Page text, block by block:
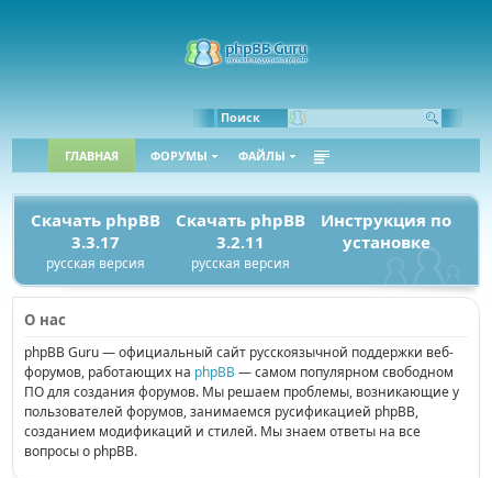
Поиск
ГЛАВНАЯ ФОРУМЫ ФАЙЛЫ
Скачать phpBB
3.3.17
русская версия
Скачать phpBB
3.2.11
русская версия
Инструкция по
установке
О нас
phpBB Guru — официальный сайт русскоязычной поддержки веб-
форумов, работающих на phpBB— самом популярном свободном
ПО для создания форумов. Мы решаем проблемы, возникающие у
пользователей форумов, занимаемся русификацией phpBB,
созданием модификаций и стилей. Мы знаем ответы на все
вопросы о phpBB.